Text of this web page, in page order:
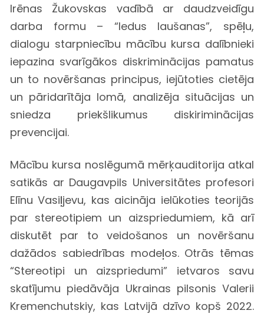
Irēnas Žukovskas vadībā ar daudzveidīgu
darba formu – “ledus laušanas”, spēļu,
dialogu starpniecību mācību kursa dalībnieki
iepazina svarīgākos diskriminācijas pamatus
un to novēršanas principus, iejūtoties cietēja
un pāridarītāja lomā, analizēja situācijas un
sniedza priekšlikumus diskiriminācijas
prevencijai.
Mācību kursa noslēgumā mērķauditorija atkal
satikās ar Daugavpils Universitātes profesori
Elīnu Vasiļjevu, kas aicināja ielūkoties teorijās
par stereotipiem un aizspriedumiem, kā arī
diskutēt par to veidošanos un novēršanu
dažādos sabiedrības modeļos. Otrās tēmas
“Stereotipi un aizspriedumi” ietvaros savu
skatījumu piedāvāja Ukrainas pilsonis Valerii
Kremenchutskiy, kas Latvijā dzīvo kopš 2022.